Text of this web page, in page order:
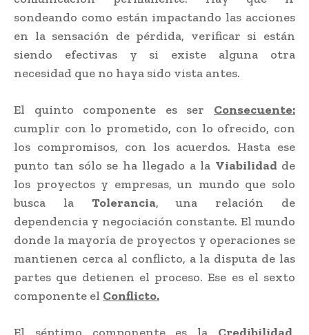
sondeando como están impactando las acciones
en la sensación de pérdida, verificar si están
siendo efectivas y si existe alguna otra
necesidad que no haya sido vista antes.
El quinto componente es ser Consecuente:
cumplir con lo prometido, con lo ofrecido, con
los compromisos, con los acuerdos. Hasta ese
punto tan sólo se ha llegado a la Viabilidad de
los proyectos y empresas, un mundo que solo
busca la Tolerancia, una relación de
dependencia y negociación constante. El mundo
donde la mayoría de proyectos y operaciones se
mantienen cerca al conflicto, a la disputa de las
partes que detienen el proceso. Ese es el sexto
componente el Conflicto.